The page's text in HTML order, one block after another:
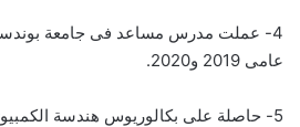
4- عملت مدرس مساعد فى جامعة
عامى 2019 و2020.
5- حاصلة على بكالوريوس هندسة